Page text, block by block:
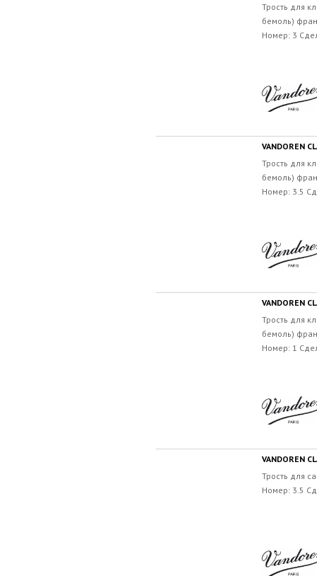
Трость для
бемоль)
Номер: 3
VANDOREN
Трость для
бемоль)
Номер: 3.5
VANDOREN
Трость для
бемоль)
Номер: 1
VANDOREN
Трость для
Номер: 3.5